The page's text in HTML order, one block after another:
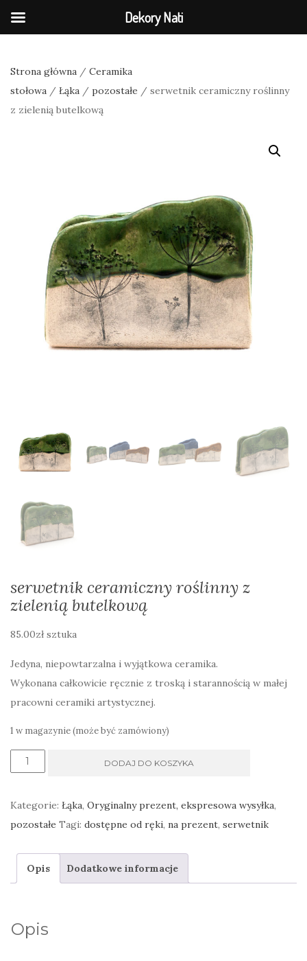
Strona główna / Ceramika
stołowa / Łąka / pozostałe / serwetnik ceramiczny roślinny
z zielenią butelkową
serwetnik ceramiczny roślinny z
zielenią butelkową
85.00zł sztuka
Jedyna, niepowtarzalna i wyjątkowa ceramika.
Wykonana całkowicie ręcznie z troską i starannością w małej
pracowni ceramiki artystycznej.
1 w magazynie (może być zamówiony)
ilość
zielenią
butelkową
DODAJ DO KOSZYKA
Kategorie: Łąka, Oryginalny prezent, ekspresowa wysyłka,
pozostałe Tagi: dostępne od ręki, na prezent, serwetnik
Opis Dodatkowe informacje
Opis
Dekory Nati